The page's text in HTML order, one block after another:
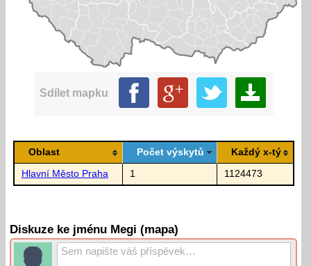
Sdílet mapku
Oblast Počet výskytů Každý x-tý
Hlavní Město Praha 1 1124473
Diskuze ke jménu Megi (mapa)